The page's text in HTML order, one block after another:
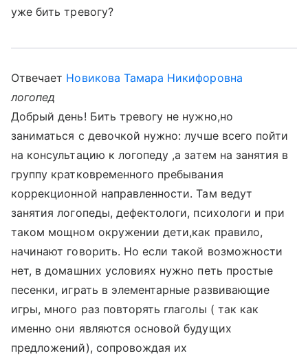
уже бить тревогу?
Отвечает Новикова Тамара Никифоровна
логопед
Добрый день! Бить тревогу не нужно,но
заниматься с девочкой нужно: лучше всего пойти
на консультацию к логопеду ,а затем на занятия в
группу кратковременного пребывания
коррекционной направленности. Там ведут
занятия логопеды, дефектологи, психологи и при
таком мощном окружении дети,как правило,
начинают говорить. Но если такой возможности
нет, в домашних условиях нужно петь простые
песенки, играть в элементарные развивающие
игры, много раз повторять глаголы ( так как
именно они являются основой будущих
предложений), сопровождая их